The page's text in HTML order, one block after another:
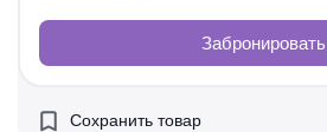
Забронировать
Сохранить товар